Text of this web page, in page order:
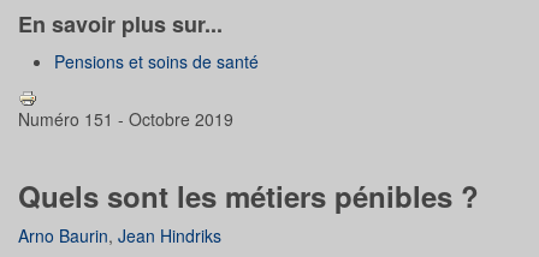
En savoir plus sur...
Pensions et soins de santé
Numéro 151 - Octobre 2019
Quels sont les métiers pénibles ?
Arno Baurin, Jean Hindriks